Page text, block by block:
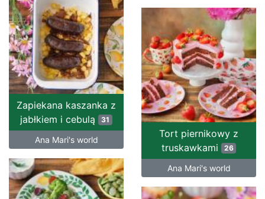
Zapiekana kaszanka z
jabłkiem i cebulą 31
Ana Mari's world
Tort piernikowy z
truskawkami
26
Ana Mari's world